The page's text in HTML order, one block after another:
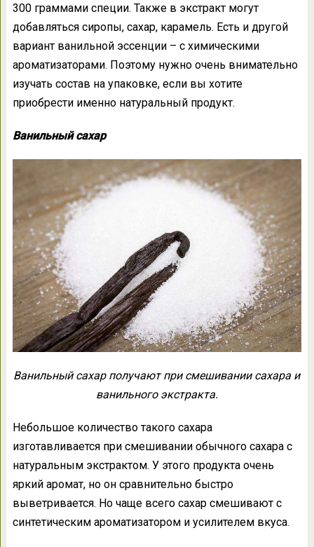
300 граммами специи. Также в экстракт могут
добавляться сиропы, сахар, карамель. Есть и другой
вариант ванильной эссенции – с химическими
ароматизаторами. Поэтому нужно очень внимательно
изучать состав на упаковке, если вы хотите
приобрести именно натуральный продукт.
Ванильный сахар
Ванильный сахар получают при смешивании сахара и
ванильного экстракта.
Небольшое количество такого сахара
изготавливается при смешивании обычного сахара с
натуральным экстрактом. У этого продукта очень
яркий аромат, но он сравнительно быстро
выветривается. Но чаще всего сахар смешивают с
синтетическим ароматизатором и усилителем вкуса.